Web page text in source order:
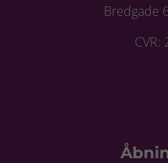
Bredgade
CVR: